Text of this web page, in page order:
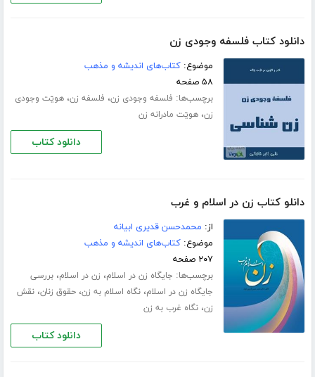
دانلود کتاب فلسفه وجودی زن
موضوع:کتاب‌های اندیشه و مذهب
۵۸ صفحه
برچسب‌ها: فلسفه وجودی زن، فلسفه زن،ھویّت وجودی
زن،ھویّت مادرانه زن
دانلود کتاب
دانلو کتاب زن در اسلام و غرب
از: محمدحسن قدیری ابیانه
موضوع:کتاب‌های اندیشه و مذهب
۲۰۷ صفحه
برچسب‌ها: جایگاه زن در اسلام، زن در اسلام،بررسی
جایگاه زن در اسلام،نگاه اسلام به زن،حقوق زنان،نقش
زن،نگاه غرب به زن
دانلود کتاب